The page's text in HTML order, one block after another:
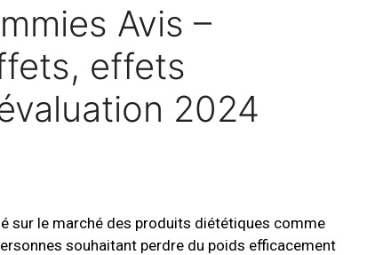
Avis –
effets
2024
sur le marché des produits diététiques comme
souhaitant perdre du poids efficacement